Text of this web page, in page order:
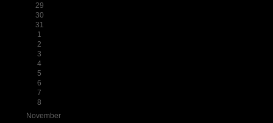
29
30
31
1
2
3
4
5
6
7
8
November